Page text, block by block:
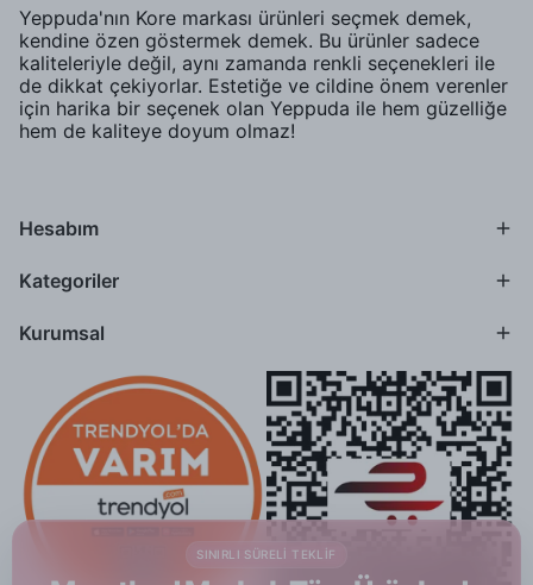
Yeppuda'nın Kore markası ürünleri seçmek demek,
kendine özen göstermek demek. Bu ürünler sadece
kaliteleriyle değil, aynı zamanda renkli seçenekleri ile
de dikkat çekiyorlar. Estetiğe ve cildine önem verenler
için harika bir seçenek olan Yeppuda ile hem güzelliğe
hem de kaliteye doyum olmaz!
Hesabım
Kategoriler
Kurumsal
SINIRLI SÜRELI TEKLIF